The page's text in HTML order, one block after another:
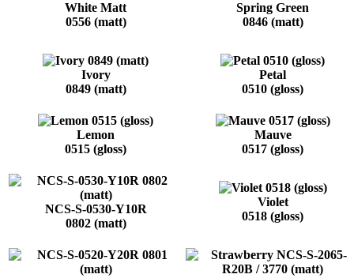
White Matt
0556 (matt)
Spring Green
0846 (matt)
Ivory
0849 (matt)
Petal
0510 (gloss)
Lemon
0515 (gloss)
Mauve
0517 (gloss)
NCS-S-0530-Y10R
0802 (matt)
Violet
0518 (gloss)